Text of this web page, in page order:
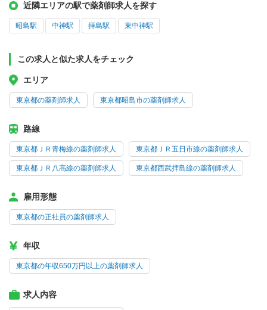
近隣エリアの駅で薬剤師求人を探す
昭島駅 中神駅 拝島駅 東中神駅
この求人と似た求人をチェック
エリア
東京都の薬剤師求人 東京都昭島市の薬剤師求人
路線
東京都ＪＲ青梅線の薬剤師求人 東京都ＪＲ五日市線の薬剤師求人
東京都ＪＲ八高線の薬剤師求人 東京都西武拝島線の薬剤師求人
雇用形態
東京都の正社員の薬剤師求人
年収
東京都の年収650万円以上の薬剤師求人
求人内容